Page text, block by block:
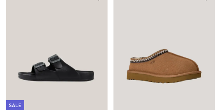
SALE